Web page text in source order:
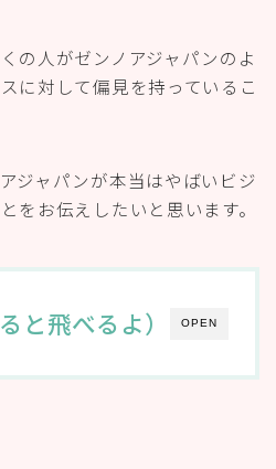
の人がゼンノアジャパンのよ
に対して偏見を持っているこ
ジャパンが本当はやばいビジ
をお伝えしたいと思います。
OPEN
と飛べるよ）